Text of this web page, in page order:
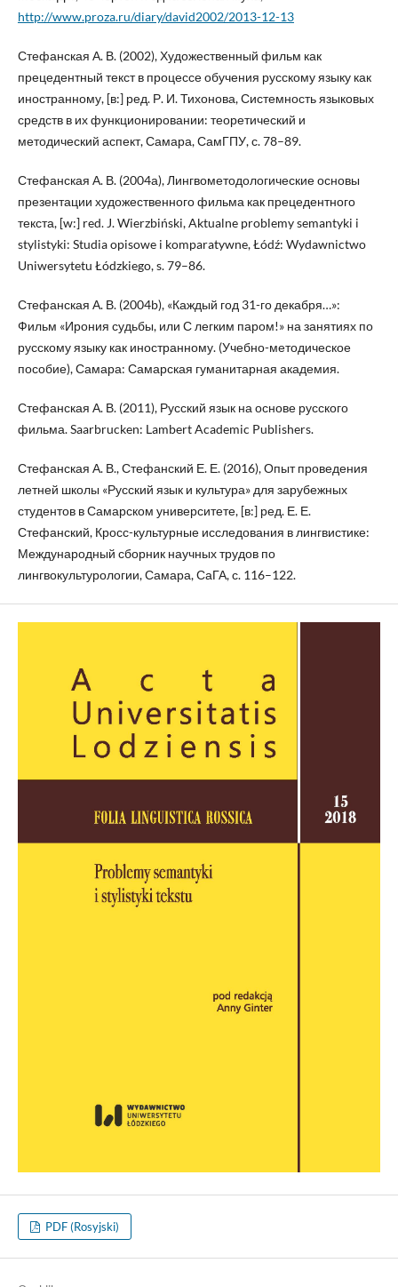
http://www.proza.ru/diary/david2002/2013-12-13
Стефанская А. В. (2002), Художественный фильм как
прецедентный текст в процессе обучения русскому языку как
иностранному, [в:] ред. Р. И. Тихонова, Системность языковых
средств в их функционировании: теоретический и
методический аспект, Самара, СамГПУ, с. 78–89.
Стефанская А. В. (2004а), Лингвометодологические основы
презентации художественного фильма как прецедентного
текста, [w:] red. J. Wierzbiński, Aktualne problemy semantyki i
stylistyki: Studia opisowe i komparatywne, Łódź: Wydawnictwo
Uniwersytetu Łódzkiego, s. 79–86.
Стефанская А. В. (2004b), «Каждый год 31-го декабря…»:
Фильм «Ирония судьбы, или С легким паром!» на занятиях по
русскому языку как иностранному. (Учебно-методическое
пособие), Самара: Самарская гуманитарная академия.
Стефанская А. В. (2011), Русский язык на основе русского
фильма. Saarbrucken: Lambert Academic Publishers.
Стефанская А. В., Стефанский Е. Е. (2016), Опыт проведения
летней школы «Русский язык и культура» для зарубежных
студентов в Самарском университете, [в:] ред. Е. Е.
Стефанский, Кросс-культурные исследования в лингвистике:
Международный сборник научных трудов по
лингвокультурологии, Самара, СаГА, с. 116–122.
PDF (Rosyjski)